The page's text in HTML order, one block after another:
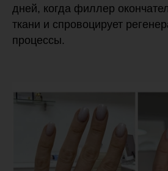
дней, когда филлер
ткани и спровоцирует
процессы.